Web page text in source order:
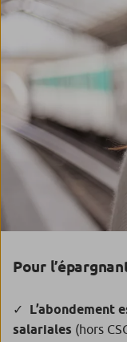
Pour
L’abondement
salariales (hors